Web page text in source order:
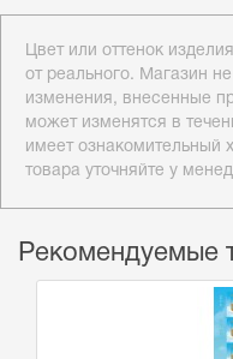
Цвет или оттенок
от реального. Магазин
изменения, внесенные
может изменятся в
имеет ознакомительный
товара уточняйте у
Рекомендуемые